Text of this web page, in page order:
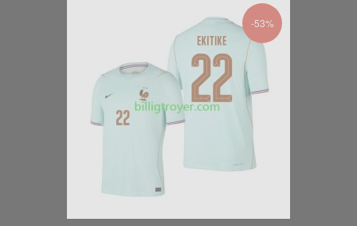
-53%